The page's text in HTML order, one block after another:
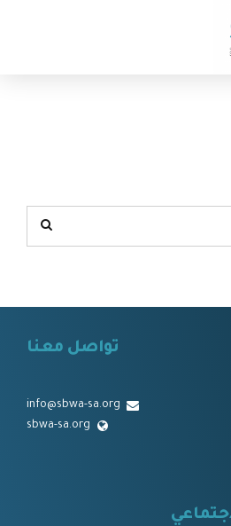
تواصل معنا
info@sbwa-sa.org
sbwa-sa.org